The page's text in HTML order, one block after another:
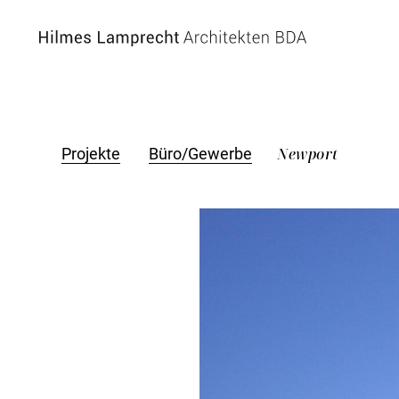
Projekte Büro/Gewerbe Newport